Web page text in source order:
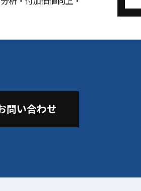
問い合わせ